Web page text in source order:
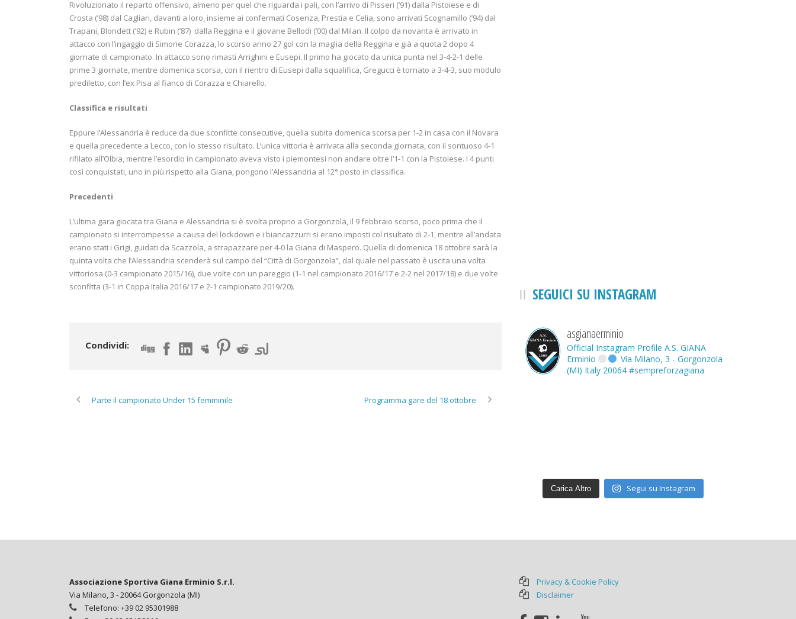
Rivoluzionato il reparto offensivo, almeno per quel che riguarda i pali, con l’arrivo di Pisseri (’91) dalla Pistoiese e di
Crosta (’98) dal Cagliari, davanti a loro, insieme ai confermati Cosenza, Prestia e Celia, sono arrivati Scognamillo (’94) dal
Trapani, Blondett (’92) e Rubin (’87) dalla Reggina e il giovane Bellodi (’00) dal Milan. Il colpo da novanta è arrivato in
attacco con l’ingaggio di Simone Corazza, lo scorso anno 27 gol con la maglia della Reggina e già a quota 2 dopo 4
giornate di campionato. In attacco sono rimasti Arrighini e Eusepi. Il primo ha giocato da unica punta nel 3-4-2-1 delle
prime 3 giornate, mentre domenica scorsa, con il rientro di Eusepi dalla squalifica, Gregucci è tornato a 3-4-3, suo modulo
prediletto, con l’ex Pisa al fianco di Corazza e Chiarello.
Classifica e risultati
Eppure l’Alessandria è reduce da due sconfitte consecutive, quella subita domenica scorsa per 1-2 in casa con il Novara
e quella precedente a Lecco, con lo stesso risultato. L’unica vittoria è arrivata alla seconda giornata, con il sontuoso 4-1
rifilato all’Olbia, mentre l’esordio in campionato aveva visto i piemontesi non andare oltre l’1-1 con la Pistoiese. I 4 punti
così conquistati, uno in più rispetto alla Giana, pongono l’Alessandria al 12° posto in classifica.
Precedenti
L’ultima gara giocata tra Giana e Alessandria si è svolta proprio a Gorgonzola, il 9 febbraio scorso, poco prima che il
campionato si interrompesse a causa del lockdown e i biancazzurri si erano imposti col risultato di 2-1, mentre all’andata
erano stati i Grigi, guidati da Scazzola, a strapazzare per 4-0 la Giana di Maspero. Quella di domenica 18 ottobre sarà la
quinta volta che l’Alessandria scenderà sul campo del “Città di Gorgonzola”, dal quale nel passato è uscita una volta
vittoriosa (0-3 campionato 2015/16), due volte con un pareggio (1-1 nel campionato 2016/17 e 2-2 nel 2017/18) e due volte
sconfitta (3-1 in Coppa Italia 2016/17 e 2-1 campionato 2019/20).
Condividi:
Parte il campionato Under 15 femminile Programma gare del 18 ottobre
SEGUICI SU INSTAGRAM
asgianaerminio
Official Instagram Profile A.S. GIANA
Erminio
Via Milano, 3 - Gorgonzola
(MI) Italy 20064 #sempreforzagiana
Carica Altro Segui su Instagram
Associazione Sportiva Giana Erminio S.r.l.
Via Milano, 3 - 20064 Gorgonzola (MI)
Telefono: +39 02 95301988
Privacy & Cookie Policy
Disclaimer